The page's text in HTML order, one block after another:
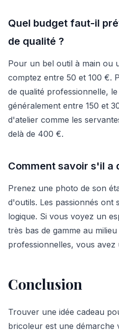
Quel budget faut-il
de qualité ?
Pour un bel outil à main ou
comptez entre 50 et 100 €.
de qualité professionnelle,
généralement entre 150 et
d'atelier comme les
delà de 400 €.
Comment savoir s'il a
Prenez une photo de son
d'outils. Les passionnés ont
logique. Si vous voyez un
très bas de gamme au
professionnelles, vous avez
Conclusion
Trouver une idée cadeau
bricoleur est une démarche